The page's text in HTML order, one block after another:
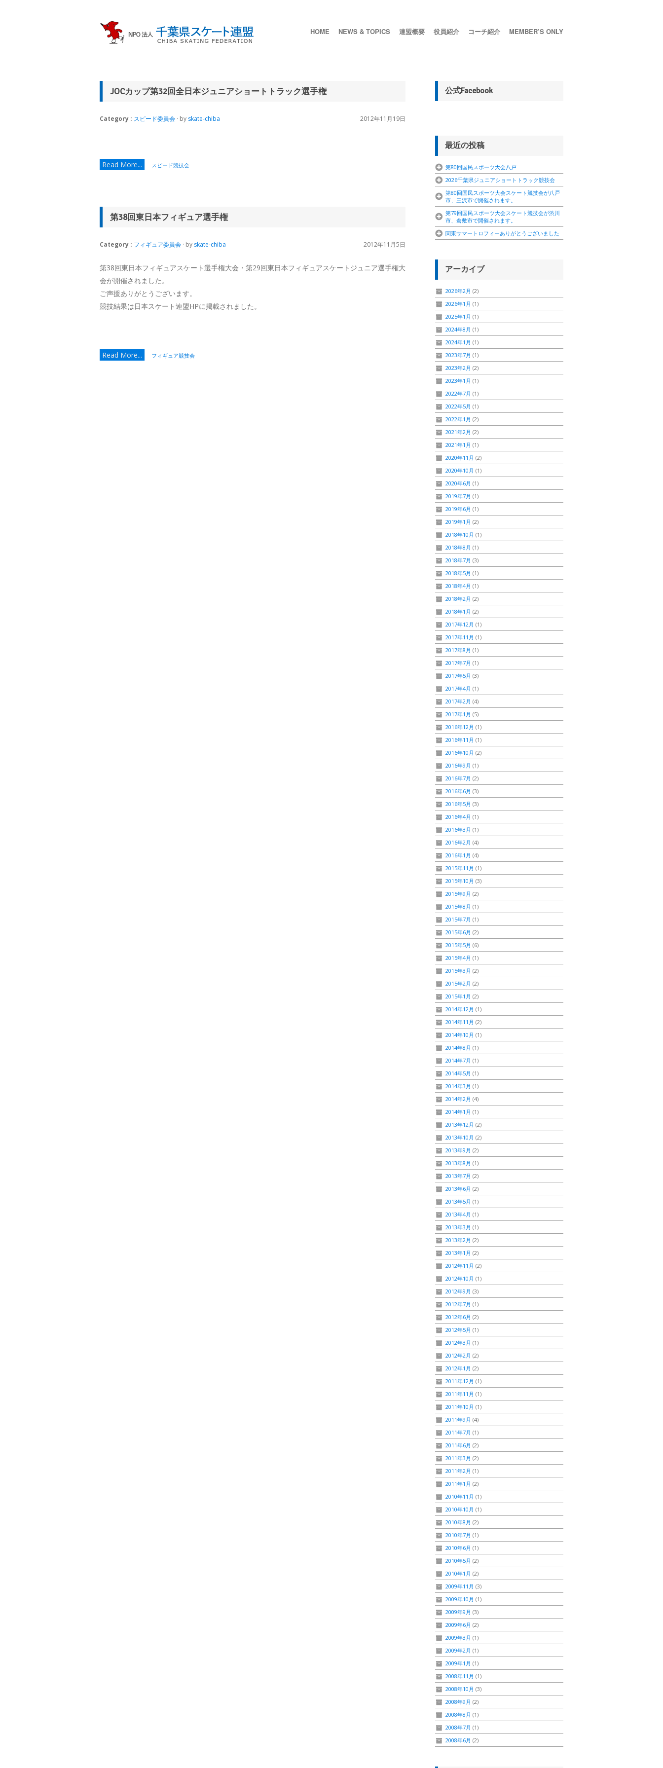
HOME NEWS & TOPICS 連盟概要 役員紹介 コーチ紹介 MEMBER’S ONLY
JOCカップ第32回全日本ジュニアショートトラック選手権
Category : スピード委員会 · by skate-chiba 2012年11月19日
Read More... スピード競技会
第38回東日本フィギュア選手権
Category : フィギュア委員会 · by skate-chiba 2012年11月5日
第38回東日本フィギュアスケート選手権大会・第29回東日本フィギュアスケートジュニア選手権大
会が開催されました。
ご声援ありがとうございます。
競技結果は日本スケート連盟HPに掲載されました。
Read More... フィギュア競技会
公式Facebook
最近の投稿
第80回国民スポーツ大会八戸
2026千葉県ジュニアショートトラック競技会
第80回国民スポーツ大会スケート競技会が八戸
市、三沢市で開催されます。
第79回国民スポーツ大会スケート競技会が渋川
市、倉敷市で開催されます。
関東サマートロフィーありがとうございました
アーカイブ
2026年2月 (2)
2026年1月 (1)
2025年1月 (1)
2024年8月 (1)
2024年1月 (1)
2023年7月 (1)
2023年2月 (2)
2023年1月 (1)
2022年7月 (1)
2022年5月 (1)
2022年1月 (2)
2021年2月 (2)
2021年1月 (1)
2020年11月 (2)
2020年10月 (1)
2020年6月 (1)
2019年7月 (1)
2019年6月 (1)
2019年1月 (2)
2018年10月 (1)
2018年8月 (1)
2018年7月 (3)
2018年5月 (1)
2018年4月 (1)
2018年2月 (2)
2018年1月 (2)
2017年12月 (1)
2017年11月 (1)
2017年8月 (1)
2017年7月 (1)
2017年5月 (3)
2017年4月 (1)
2017年2月 (4)
2017年1月 (5)
2016年12月 (1)
2016年11月 (1)
2016年10月 (2)
2016年9月 (1)
2016年7月 (2)
2016年6月 (3)
2016年5月 (3)
2016年4月 (1)
2016年3月 (1)
2016年2月 (4)
2016年1月 (4)
2015年11月 (1)
2015年10月 (3)
2015年9月 (2)
2015年8月 (1)
2015年7月 (1)
2015年6月 (2)
2015年5月 (6)
2015年4月 (1)
2015年3月 (2)
2015年2月 (2)
2015年1月 (2)
2014年12月 (1)
2014年11月 (2)
2014年10月 (1)
2014年8月 (1)
2014年7月 (1)
2014年5月 (1)
2014年3月 (1)
2014年2月 (4)
2014年1月 (1)
2013年12月 (2)
2013年10月 (2)
2013年9月 (2)
2013年8月 (1)
2013年7月 (2)
2013年6月 (2)
2013年5月 (1)
2013年4月 (1)
2013年3月 (1)
2013年2月 (2)
2013年1月 (2)
2012年11月 (2)
2012年10月 (1)
2012年9月 (3)
2012年7月 (1)
2012年6月 (2)
2012年5月 (1)
2012年3月 (1)
2012年2月 (2)
2012年1月 (2)
2011年12月 (1)
2011年11月 (1)
2011年10月 (1)
2011年9月 (4)
2011年7月 (1)
2011年6月 (2)
2011年3月 (2)
2011年2月 (1)
2011年1月 (2)
2010年11月 (1)
2010年10月 (1)
2010年8月 (2)
2010年7月 (1)
2010年6月 (1)
2010年5月 (2)
2010年1月 (2)
2009年11月 (3)
2009年10月 (1)
2009年9月 (3)
2009年6月 (2)
2009年3月 (1)
2009年2月 (1)
2009年1月 (1)
2008年11月 (1)
2008年10月 (3)
2008年9月 (2)
2008年8月 (1)
2008年7月 (1)
2008年6月 (2)